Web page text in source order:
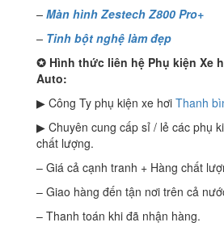
– Màn hình Zestech Z800 Pro+
– Tinh bột nghệ làm đẹp
✪ Hình thức liên hệ Phụ kiện Xe
Auto:
▶ Công Ty phụ kiện xe hơi Thanh
▶ Chuyên cung cấp sỉ / lẻ các phụ
chất lượng.
– Giá cả cạnh tranh + Hàng chất
– Giao hàng đến tận nơi trên cả
– Thanh toán khi đã nhận hàng.